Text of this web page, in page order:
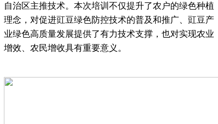
自治区主推技术。本次培训不仅提升了农户的绿色种植
理念，对促进豇豆绿色防控技术的普及和推广、豇豆产
业绿色高质量发展提供了有力技术支撑，也对实现农业
增效、农民增收具有重要意义。